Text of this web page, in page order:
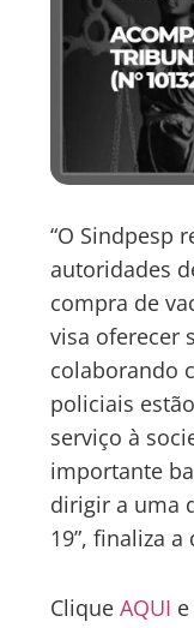
“O Sindpesp
autoridades
compra de
visa oferecer
colaborando
policiais
serviço à
importante
dirigir a uma
19”, finaliza
CliqueAQUI